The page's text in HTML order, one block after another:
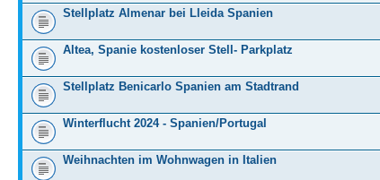
Stellplatz Almenar bei Lleida Spanien
Altea, Spanie kostenloser Stell- Parkplatz
Stellplatz Benicarlo Spanien am Stadtrand
Winterflucht 2024 - Spanien/Portugal
Weihnachten im Wohnwagen in Italien